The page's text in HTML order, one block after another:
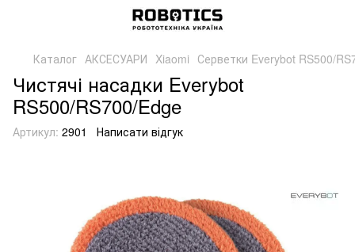
Каталог АКСЕСУАРИ Xiaomi Серветки Everybot RS500/
Чистячі насадки Everybot
RS500/RS700/Edge
Артикул: 2901 Написати відгук